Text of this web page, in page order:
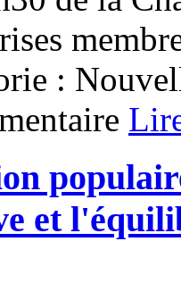
:
et